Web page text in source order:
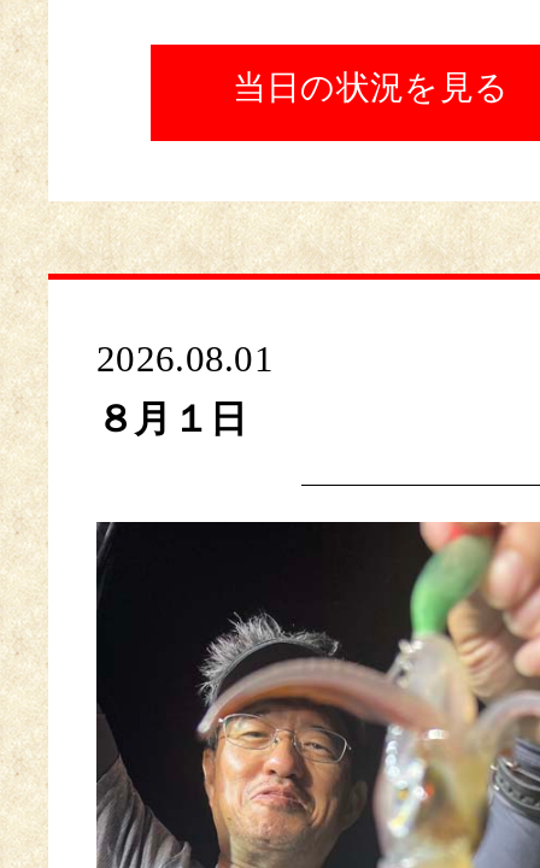
当日の状況を見る
2026.08.01
８月１日